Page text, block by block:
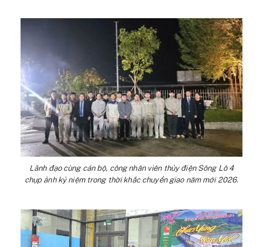
Lãnh đạo cùng cán bộ, công nhân viên thủy điện Sông Lô 4
chụp ảnh kỷ niệm trong thời khắc chuyển giao năm mới 2026.